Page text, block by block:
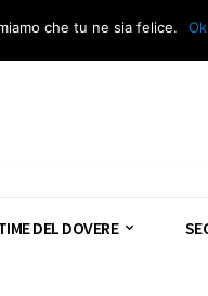
DEL DOVERE
che tu ne sia felice. Ok